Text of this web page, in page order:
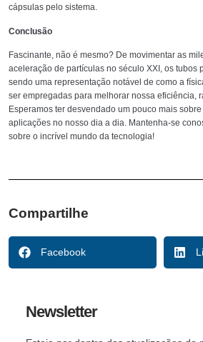
cápsulas pelo sistema.
Conclusão
Fascinante, não é mesmo? De movimentar as
aceleração de partículas no século XXI, os tubos
sendo uma representação notável de como a
ser empregadas para melhorar nossa eficiência,
Esperamos ter desvendado um pouco mais
aplicações no nosso dia a dia. Mantenha-se
sobre o incrível mundo da tecnologia!
Compartilhe
Facebook
Newsletter